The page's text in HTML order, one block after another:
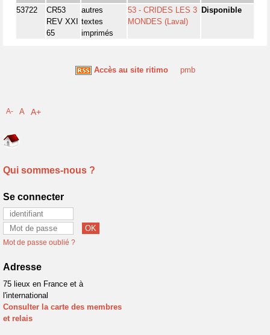
53722
CR53
REV XXI
65
autres
textes
imprimés
53 - CRIDES LES 3
MONDES (Laval)
Disponible
Accès au site ritimo pmb
A- A A+
Qui sommes-nous ?
Se connecter
Mot de passe oublié ?
Adresse
75 lieux en France et à
l'international
Consulter la carte des membres
et relais